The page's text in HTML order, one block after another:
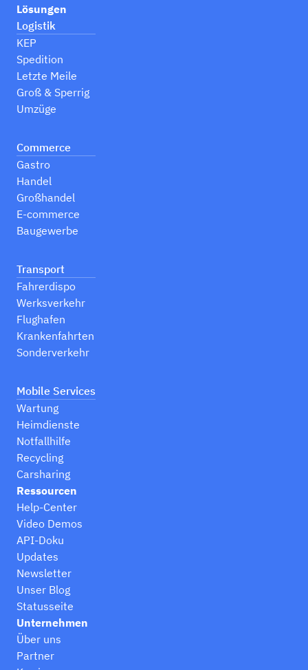
Lösungen
Logistik
KEP
Spedition
Letzte Meile
Groß & Sperrig
Umzüge
Commerce
Gastro
Handel
Großhandel
E-commerce
Baugewerbe
Transport
Fahrerdispo
Werksverkehr
Flughafen
Krankenfahrten
Sonderverkehr
Mobile Services
Wartung
Heimdienste
Notfallhilfe
Recycling
Carsharing
Ressourcen
Help-Center
Video Demos
API-Doku
Updates
Newsletter
Unser Blog
Statusseite
Unternehmen
Über uns
Partner